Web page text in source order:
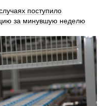
поступило
за минувшую неделю